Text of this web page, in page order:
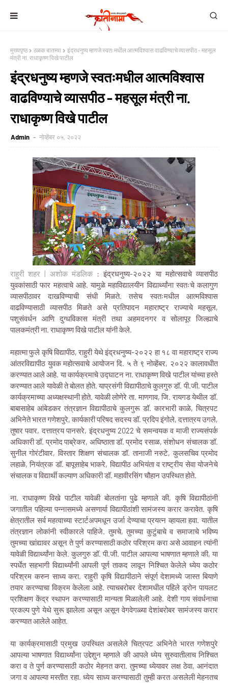
मुख्यपृष्ठ ठळक बातम्या
इंद्रधनुष्य म्हणजे स्वतःमधील आत्मविश्वास वाढविण्याचे व्यासपीठ - महसूल
मंत्री ना. राधाकृष्ण विखे पाटील
इंद्रधनुष्य म्हणजे स्वतःमधील आत्मविश्वास
वाढविण्याचे व्यासपीठ - महसूल मंत्री ना.
राधाकृष्ण विखे पाटील
Admin नोव्हेंबर ०५, २०२२
राहुरी शहर | अशोक मंडलिक: इंद्रधनुष्य-२०२२ या महोत्सवाचे व्यासपीठ
युवकांसाठी फार महत्वाचे आहे. यामुळे महाविद्यालयीन विद्यार्थ्यांना स्वतःचे कलागुण
व्यासपीठावर दाखविण्याची संधी मिळते. तसेच स्वतःमधील आत्मविश्वास
वाढविण्यासाठी व्यासपीठ मिळते असे प्रतिपादन महाराष्ट्र राज्याचे महसूल,
पशुसंवर्धन आणि दुग्धविकास मंत्री तथा अहमदनगर व सोलापूर जिल्ह्याचे
पालकमंत्री ना. राधाकृष्ण विखे पाटील यांनी केले.
महात्मा फुले कृषि विद्यापीठ, राहुरी येथे इंद्रधनुष्य-२०२२ हा १८ वा महाराष्ट्र राज्य
आंतरविद्यापीठ युवक महोत्सवाचे आयोजन दि. ५ ते ९ नोव्हेंबर, २०२२ कालावधीत
करण्यात आले आहे. या कार्यक्रमाचे उद्घाटन ना. राधाकृष्ण विखे पाटील यांच्या हस्ते
करण्यात आले यावेळी ते बोलत होते. याप्रसंगी विद्यापीठाचे कुलगुरु डॉ. पी.जी. पाटील
कार्यक्रमाच्या अध्यक्षस्थानी होते. यावेळी लोणेरे ता. माणगाव, जि. रायगड येथील डॉ.
बाबासाहेब आंबेडकर तंत्रज्ञान विद्यापीठाचे कुलगुरू डॉ. कारभारी काळे, चित्रपट
अभिनेते भारत गणेशपुरे, कार्यकारी परिषद सदस्य डॉ. प्रदिप इंगोले, दत्तात्रय उगले,
तुषार पवार, दत्तात्रय पानसरे, इंद्रधनुष्य 2022 चे समन्वयक व माजी राज्यसंपर्क
अधिकारी डॉ. प्रमोद पाब्रेकर, अधिष्ठाता डॉ. प्रमोद रसाळ, संशोधन संचालक डॉ.
सुनील गोरंटीवार, विस्तार शिक्षण संचालक डॉ. तानाजी नरुटे, कुलसचिव प्रमोद
लहाळे, नियंत्रक डॉ. बापूसाहेब भाकरे, विद्यापीठ अभियंता व राष्ट्रीय सेवा योजनेचे
संचालक व विद्यार्थी कल्याण अधिकारी डॉ. महावीरसिंग चौहान उपस्थित होते.
ना. राधाकृष्ण विखे पाटील यावेळी बोलतांना पुढे म्हणाले की, कृषि विद्यापीठांनी
जगातील पहिल्या पन्नासमध्ये असणार्या विद्यापीठांशी सामंजस्य करार करावेत. कृषि
क्षेत्रातील सर्व महत्वाच्या स्टार्टअपमधून उर्जा देण्याचा प्रयत्न व्हायला हवा. यातील
तंत्रज्ञान लोकांनी स्वीकारले पाहिजे. तुमचे, तुमच्या कुटुंबाचे व समाजाचे भविष्य
तुमच्या खांद्यावर असून ते पुर्ण करण्यासाठी कठोर परिश्रम करा असे आवाहन त्यांनी
यावेळी विद्यार्थ्यांना केले. कुलगुरु डॉ. पी.जी. पाटील आपल्या भाषणात म्हणाले की, या
स्पर्धेत सहभागी विद्यार्थ्यांनी आपली पूर्ण ताकद लावून निश्चित केलेले ध्येय कठोर
परिश्रम करुन साध्य करा. राहुरी कृषि विद्यापीठाने संपूर्ण देशामध्ये जास्त बियाणे
तयार करण्याचा विक्रम केलेला आहे. त्याचबरोबर देशामधील पहिले ड्रोन पायलट
प्रशिक्षण केंद्र स्थापन करण्यासाठी मान्यता मिळालेली आहे. देशी गाय संवर्धनाचा
प्रकल्प पुणे येथे सुरू झालेला असून असून वेगवेगळ्या देशांबरोबर सामंजस्य करार
करण्यात आलेले आहेत.
या कार्यक्रमासाठी प्रमुख उपस्थित असलेले चित्रपट अभिनेते भारत गणेशपुरे
आपल्या भाषणात विद्यार्थ्यांना उद्देशुन म्हणाले की आपले ध्येय सुरुवातीलाच निश्चित
करा व ते पुर्ण करण्यासाठी कठोर मेहनत करा. तुमच्या ध्येयावर लक्ष ठेवा, आनंदात
जगा व आपल्या मस्तीत रहा. ध्येय साध्य करण्यासाठी तुम्ही करत असलेली मेहनतच